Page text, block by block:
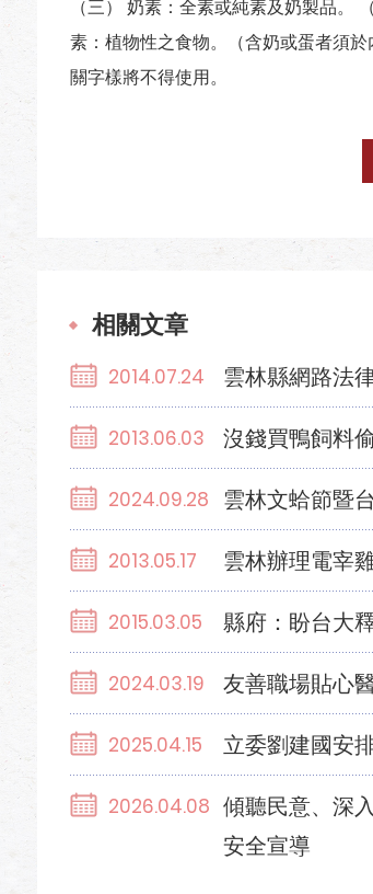
（三） 奶素：全素或純素及奶製品。
素：植物性之食物。（含奶或蛋者須
關字樣將不得使用。
相關文章
2014.07.24 雲林縣網路法
2013.06.03 沒錢買鴨飼料
2024.09.28 雲林文蛤節暨
2013.05.17 雲林辦理電宰
2015.03.05 縣府：盼台大
2024.03.19 友善職場貼心
2025.04.15 立委劉建國安
2026.04.08 傾聽民意、深
安全宣導